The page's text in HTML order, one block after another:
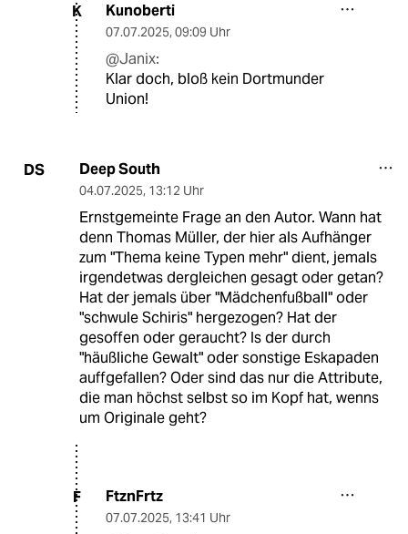
K Kunoberti
07.07.2025, 09:09 Uhr
@Janix:
Klar doch, bloß kein Dortmunder
Union!
DS Deep South
04.07.2025, 13:12 Uhr
Ernstgemeinte Frage an den Autor. Wann hat
denn Thomas Müller, der hier als Aufhänger
zum "Thema keine Typen mehr" dient, jemals
irgendetwas dergleichen gesagt oder getan?
Hat der jemals über "Mädchenfußball" oder
"schwule Schiris" hergezogen? Hat der
gesoffen oder geraucht? Is der durch
"häußliche Gewalt" oder sonstige Eskapaden
auffgefallen? Oder sind das nur die Attribute,
die man höchst selbst so im Kopf hat, wenns
um Originale geht?
F FtznFrtz
07.07.2025, 13:41 Uhr